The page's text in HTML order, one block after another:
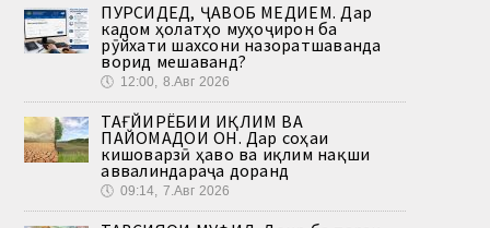
ПУРСИДЕД, ҶАВОБ МЕДИҲЕМ. Дар
кадом ҳолатҳо муҳоҷирон ба
рӯйхати шахсони назоратшаванда
ворид мешаванд?
🕔 12:00, 8.Авг 2026
ТАҒЙИРЁБИИ ИҚЛИМ ВА
ПАЙОМАДҲОИ ОН. Дар соҳаи
кишоварзӣ ҳаво ва иқлим нақши
аввалиндараҷа доранд
🕔 09:14, 7.Авг 2026